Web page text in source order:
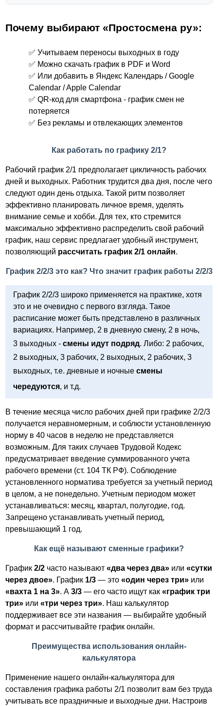
Почему выбирают «Простосмена ру»:
✅ Учитываем переносы выходных в году
✅ Можно скачать график в PDF и Word
✅ Или добавить в Яндекс Календарь / Google
Calendar / Apple Calendar
✅ QR-код для смартфона - график смен не
потеряется
✅ Без рекламы и отвлекающих элементов
Как работать по графику 2/1?
Рабочий график 2/1 предполагает цикличность рабочих
дней и выходных. Работник трудится два дня, после чего
следуют один день отдыха. Такой ритм позволяет
эффективно планировать личное время, уделять
внимание семье и хобби. Для тех, кто стремится
максимально эффективно распределить свой рабочий
график, наш сервис предлагает удобный инструмент,
позволяющий рассчитать график 2/1 онлайн.
График 2/2/3 это как? Что значит график работы 2/2/3
График 2/2/3 широко применяется на практике, хотя
это и не очевидно с первого взгляда. Такое
расписание может быть представлено в различных
вариациях. Например, 2 в дневную смену, 2 в ночь,
3 выходных -смены идут подряд. Либо: 2 рабочих,
2 выходных, 3 рабочих, 2 выходных, 2 рабочих, 3
выходных, т.е. дневные и ночныесмены
чередуются, и т.д.
В течение месяца число рабочих дней при графике 2/2/3
получается неравномерным, и соблюсти установленную
норму в 40 часов в неделю не представляется
возможным. Для таких случаев Трудовой Кодекс
предусматривает введение суммированного учета
рабочего времени (ст. 104 ТК РФ). Соблюдение
установленного норматива требуется за учетный период
в целом, а не понедельно. Учетным периодом может
устанавливаться: месяц, квартал, полугодие, год.
Запрещено устанавливать учетный период,
превышающий 1 год.
Как ещё называют сменные графики?
График2/2 часто называют«два через два» или«сутки
через двое». График 1/3 — это«один через три» или
«вахта 1 на 3». А3/3 — его часто ищут как«график три
три» или«три через три». Наш калькулятор
поддерживает все эти названия — выбирайте удобный
формат и рассчитывайте график онлайн.
Преимущества использования онлайн-
калькулятора
Применение нашего онлайн-калькулятора для
составления графика работы 2/1 позволит вам без труда
учитывать все праздничные и выходные дни. Настроив